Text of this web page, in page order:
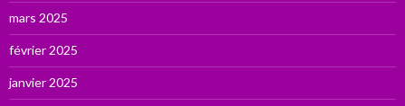
mars 2025
février 2025
janvier 2025